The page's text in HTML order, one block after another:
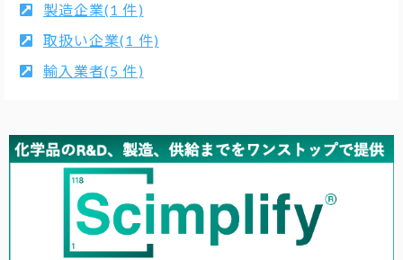
製造企業(1 件)
取扱い企業(1 件)
輸入業者(5 件)